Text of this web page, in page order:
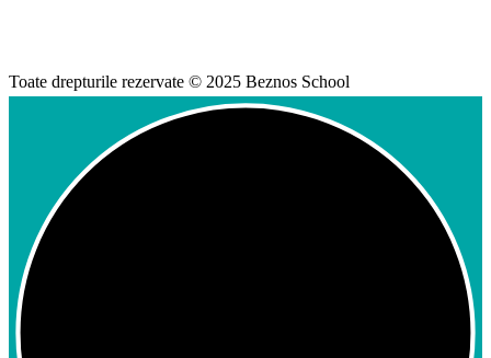
Toate drepturile rezervate © 2025 Beznos School